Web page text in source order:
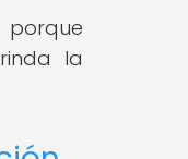
porque
la